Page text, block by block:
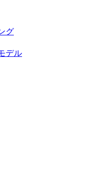
グ
デル